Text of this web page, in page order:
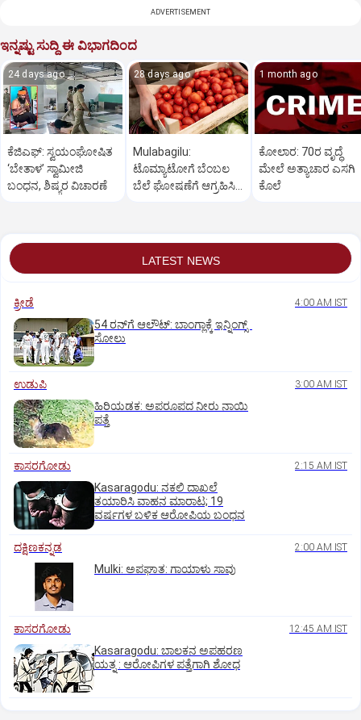
ADVERTISEMENT
ಇನ್ನಷ್ಟು ಸುದ್ದಿ ಈ ವಿಭಾಗದಿಂದ
24 days ago
ಕೆಜಿಎಫ್‌: ಸ್ವಯಂಘೋಷಿತ
‘ಬೇತಾಳ’ ಸ್ವಾಮೀಜಿ
ಬಂಧನ, ಶಿಷ್ಯರ ವಿಚಾರಣೆ
28 days ago
Mulabagilu:
ಟೊಮ್ಯಾಟೋಗೆ ಬೆಂಬಲ
ಬೆಲೆ ಘೋಷಣೆಗೆ ಆಗ್ರಹಿಸಿ
1 month ago
ಕೋಲಾರ: 70ರ ವೃದ್ಧೆ
ಮೇಲೆ ಅತ್ಯಾಚಾರ ಎಸಗಿ
ಕೊಲೆ
LATEST NEWS
ಕ್ರೀಡೆ 4:00 AM IST
54 ರನ್‌ಗೆ ಆಲೌಟ್‌: ಬಾಂಗ್ಲಾಕ್ಕೆ ಇನ್ನಿಂಗ್ಸ್‌
ಸೋಲು
ಉಡುಪಿ 3:00 AM IST
ಹಿರಿಯಡಕ: ಅಪರೂಪದ ನೀರು ನಾಯಿ
ಪತ್ತೆ
ಕಾಸರಗೋಡು 2:15 AM IST
Kasaragodu: ನಕಲಿ ದಾಖಲೆ
ತಯಾರಿಸಿ ವಾಹನ ಮಾರಾಟ; 19
ವರ್ಷಗಳ ಬಳಿಕ ಆರೋಪಿಯ ಬಂಧನ
ದಕ್ಷಿಣಕನ್ನಡ 2:00 AM IST
Mulki: ಅಪಘಾತ: ಗಾಯಾಳು ಸಾವು
ಕಾಸರಗೋಡು 12:45 AM IST
Kasaragodu: ಬಾಲಕನ ಅಪಹರಣ
ಯತ್ನ : ಆರೋಪಿಗಳ ಪತ್ತೆಗಾಗಿ ಶೋಧ